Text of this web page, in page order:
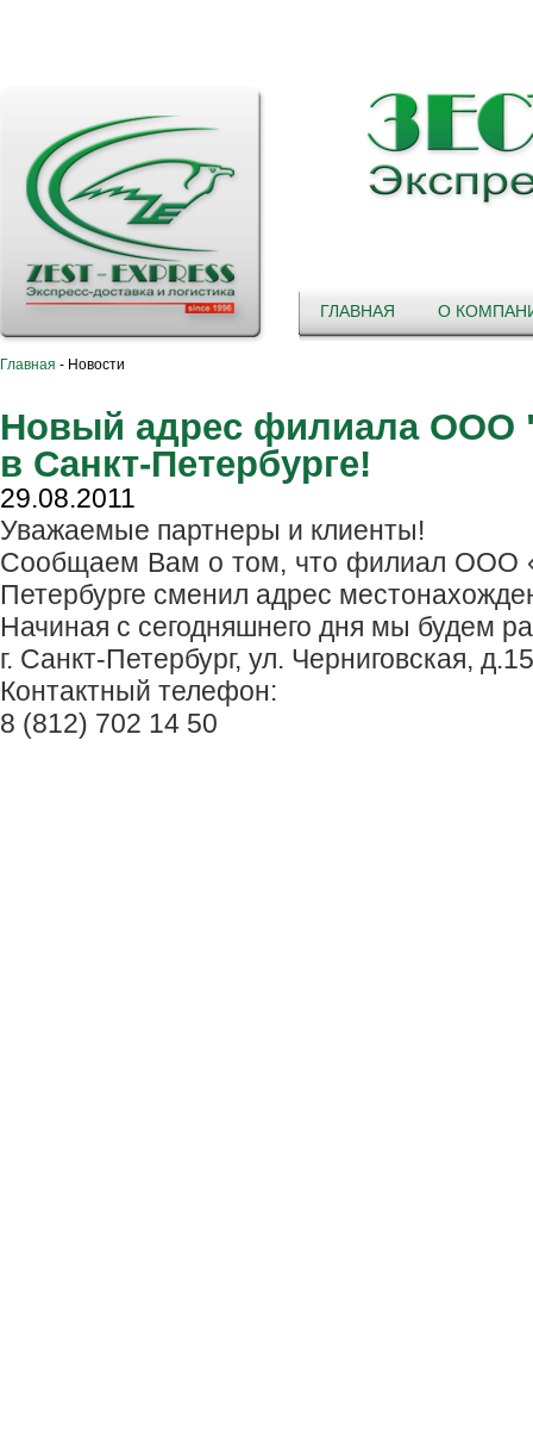
ГЛАВНАЯ О
Главная - Новости
Новый адрес филиала
в Санкт-Петербурге!
29.08.2011
Уважаемые партнеры и клиенты!
Сообщаем Вам о том, что филиал
Петербурге сменил адрес
Начиная с сегодняшнего дня мы будем
г. Санкт-Петербург, ул. Черниговская,
Контактный телефон:
8 (812) 702 14 50